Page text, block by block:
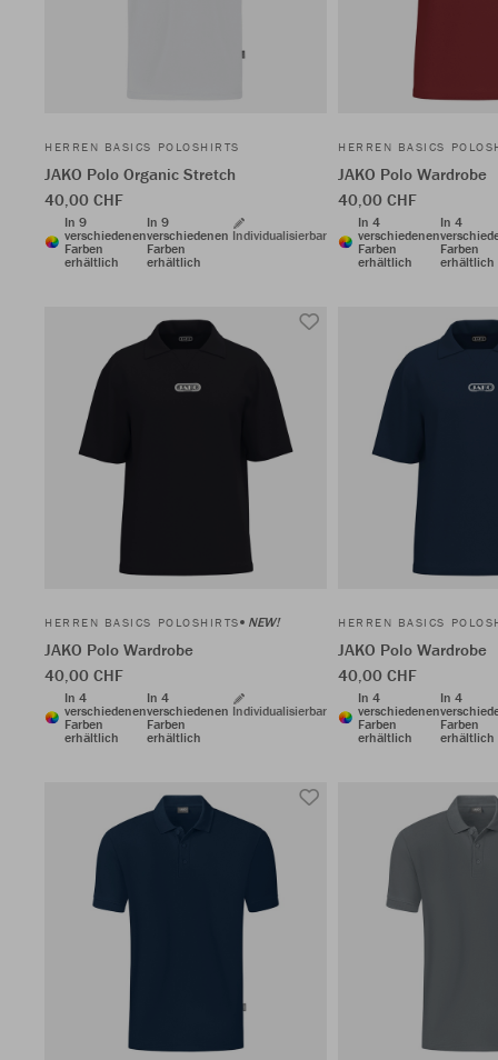
HERREN BASICS POLOSHIRTS
JAKO Polo Organic Stretch
40,00 CHF
In 9
verschiedenen
Farben
erhältlich
In 9
verschiedenen
Farben
erhältlich
Individualisierbar
HERREN BASICS
JAKO Polo Wardrobe
40,00 CHF
In 4
verschiedenen
Farben
erhältlich
In 4
Farben
erhältlich
HERREN BASICS POLOSHIRTS NEW!
JAKO Polo Wardrobe
40,00 CHF
In 4
verschiedenen
Farben
erhältlich
In 4
verschiedenen
Farben
erhältlich
Individualisierbar
HERREN BASICS
JAKO Polo Wardrobe
40,00 CHF
In 4
verschiedenen
Farben
erhältlich
In 4
Farben
erhältlich